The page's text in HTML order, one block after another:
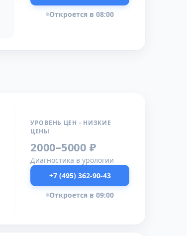
Откроется в 08:00
УРОВЕНЬ ЦЕН - НИЗКИЕ
ЦЕНЫ
2000–5000 ₽
Диагностика в урологии
+7 (495) 362-90-43
Откроется в 09:00